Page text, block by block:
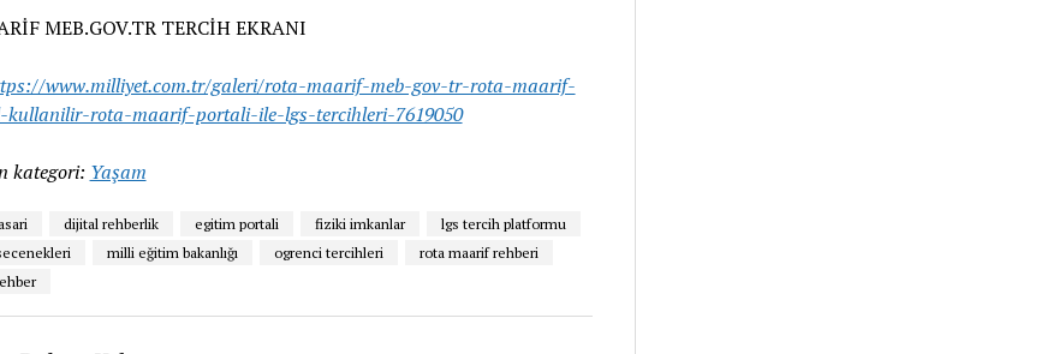
MEB.GOV.TR TERCİH EKRANI
www.milliyet.com.tr/galeri/rota-maarif-meb-gov-tr-rota-maarif-
kullanilir-rota-maarif-portali-ile-lgs-tercihleri-7619050
kategori: Yaşam
dijital rehberlik egitim portali fiziki imkanlar
lgs tercih platformu
milli eğitim bakanlığı ogrenci tercihleri
rota maarif rehberi